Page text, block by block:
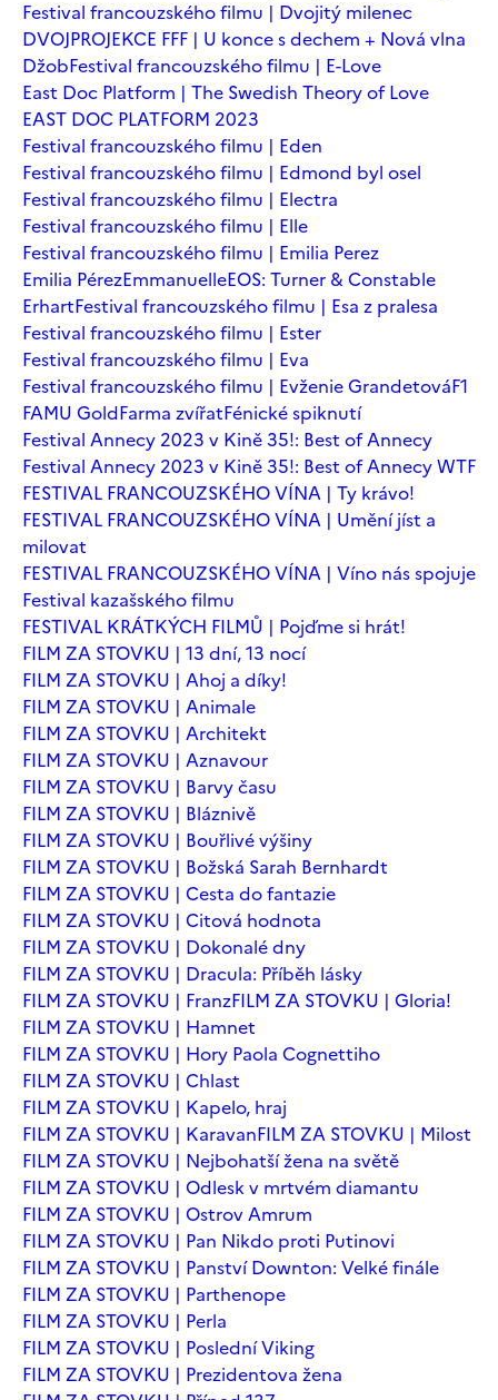
Festival francouzského filmu | Dvojitý milenec
DVOJPROJEKCE FFF | U konce s dechem + Nová vlna
DžobFestival francouzského filmu | E-Love
East Doc Platform | The Swedish Theory of Love
EAST DOC PLATFORM 2023
Festival francouzského filmu | Eden
Festival francouzského filmu | Edmond byl osel
Festival francouzského filmu | Electra
Festival francouzského filmu | Elle
Festival francouzského filmu | Emilia Perez
Emilia PérezEmmanuelleEOS: Turner & Constable
ErhartFestival francouzského filmu | Esa z pralesa
Festival francouzského filmu | Ester
Festival francouzského filmu | Eva
Festival francouzského filmu | Evženie GrandetováF1
FAMU GoldFarma zvířatFénické spiknutí
Festival Annecy 2023 v Kině 35!: Best of Annecy
Festival Annecy 2023 v Kině 35!: Best of Annecy WTF
FESTIVAL FRANCOUZSKÉHO VÍNA | Ty krávo!
FESTIVAL FRANCOUZSKÉHO VÍNA | Umění jíst a
milovat
FESTIVAL FRANCOUZSKÉHO VÍNA | Víno nás spojuje
Festival kazašského filmu
FESTIVAL KRÁTKÝCH FILMŮ | Pojďme si hrát!
FILM ZA STOVKU | 13 dní, 13 nocí
FILM ZA STOVKU | Ahoj a díky!
FILM ZA STOVKU | Animale
FILM ZA STOVKU | Architekt
FILM ZA STOVKU | Aznavour
FILM ZA STOVKU | Barvy času
FILM ZA STOVKU | Bláznivě
FILM ZA STOVKU | Bouřlivé výšiny
FILM ZA STOVKU | Božská Sarah Bernhardt
FILM ZA STOVKU | Cesta do fantazie
FILM ZA STOVKU | Citová hodnota
FILM ZA STOVKU | Dokonalé dny
FILM ZA STOVKU | Dracula: Příběh lásky
FILM ZA STOVKU | FranzFILM ZA STOVKU | Gloria!
FILM ZA STOVKU | Hamnet
FILM ZA STOVKU | Hory Paola Cognettiho
FILM ZA STOVKU | Chlast
FILM ZA STOVKU | Kapelo, hraj
FILM ZA STOVKU | KaravanFILM ZA STOVKU | Milost
FILM ZA STOVKU | Nejbohatší žena na světě
FILM ZA STOVKU | Odlesk v mrtvém diamantu
FILM ZA STOVKU | Ostrov Amrum
FILM ZA STOVKU | Pan Nikdo proti Putinovi
FILM ZA STOVKU | Panství Downton: Velké finále
FILM ZA STOVKU | Parthenope
FILM ZA STOVKU | Perla
FILM ZA STOVKU | Poslední Viking
FILM ZA STOVKU | Prezidentova žena